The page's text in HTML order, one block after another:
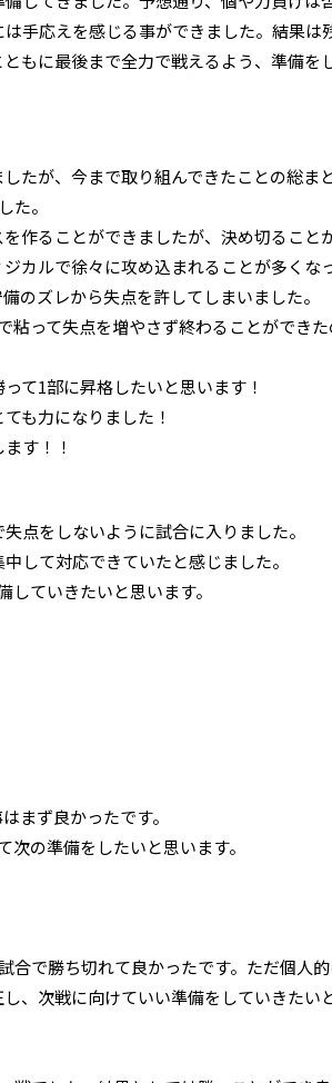
手応えを感じる事ができました。結果は
もに最後まで全力で戦えるよう、準備を
たが、今まで取り組んできたことの総ま
た。
作ることができましたが、決め切ること
カルで徐々に攻め込まれることが多くな
のズレから失点を許してしまいました。
って失点を増やさず終わることができ
て1部に昇格したいと思います！
も力になりました！
す！！
点をしないように試合に入りました。
して対応できていたと感じました。
ていきたいと思います。
まず良かったです。
次の準備をしたいと思います。
合で勝ち切れて良かったです。ただ個人
、 次戦に向けていい準備をしていきたい